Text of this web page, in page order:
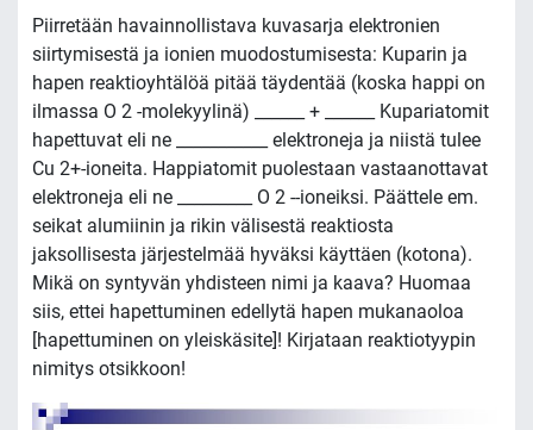
Piirretään havainnollistava kuvasarja elektronien
siirtymisestä ja ionien muodostumisesta: Kuparin ja
hapen reaktioyhtälöä pitää täydentää (koska happi on
ilmassa O 2 -molekyylinä) ______ + ______ Kupariatomit
hapettuvat eli ne ___________ elektroneja ja niistä tulee
Cu 2+-ioneita. Happiatomit puolestaan vastaanottavat
elektroneja eli ne _________ O 2 --ioneiksi. Päättele em.
seikat alumiinin ja rikin välisestä reaktiosta
jaksollisesta järjestelmää hyväksi käyttäen (kotona).
Mikä on syntyvän yhdisteen nimi ja kaava? Huomaa
siis, ettei hapettuminen edellytä hapen mukanaoloa
[hapettuminen on yleiskäsite]! Kirjataan reaktiotyypin
nimitys otsikkoon!